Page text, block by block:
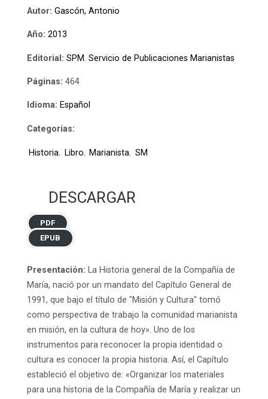
Autor: Gascón, Antonio
Año: 2013
Editorial: SPM. Servicio de Publicaciones Marianistas
Páginas: 464
Idioma: Español
Categorías:
Historia, Libro, Marianista, SM
DESCARGAR
PDF
EPUB
Presentación: La Historia general de la Compañía de
María, nació por un mandato del Capítulo General de
1991, que bajo el título de "Misión y Cultura" tomó
como perspectiva de trabajo la comunidad marianista
en misión, en la cultura de hoy». Uno de los
instrumentos para reconocer la propia identidad o
cultura es conocer la propia historia. Así, el Capítulo
estableció el objetivo de: «Organizar los materiales
para una historia de la Compañía de María y realizar un